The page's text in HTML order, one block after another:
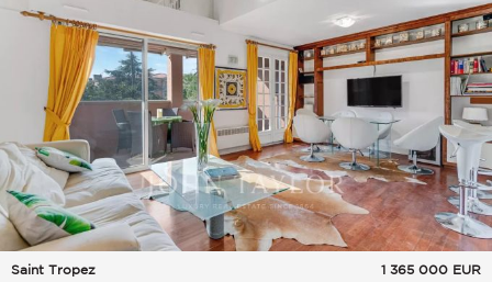
Saint Tropez
1 365 000 EUR